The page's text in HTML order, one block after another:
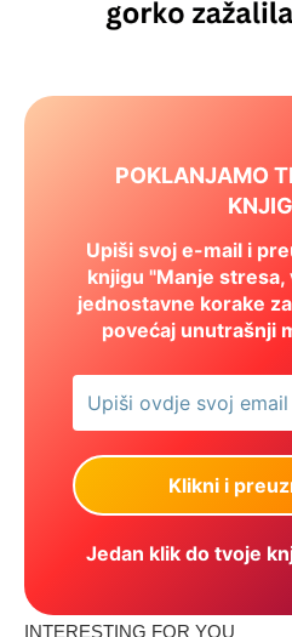
POKLANJAMO
Upiši svoj e-mail i
knjigu "Manje stresa,
jednostavne korake
povećaj unutrašnji
Jedan klik do tvoje